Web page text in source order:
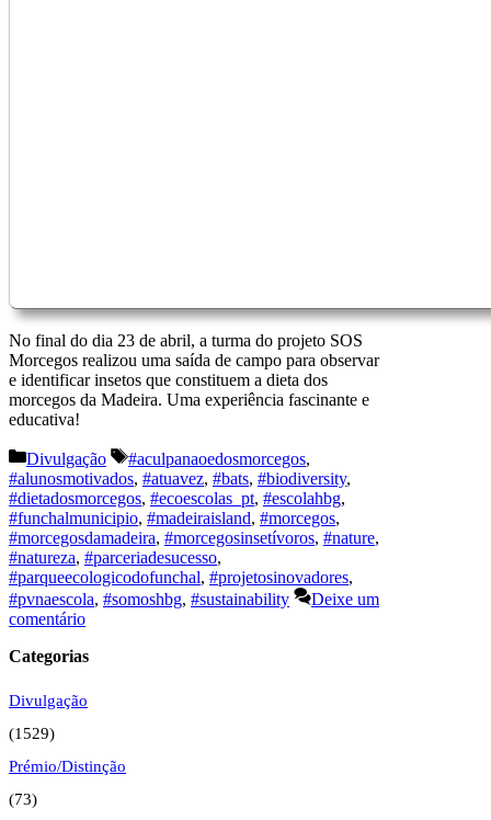
No final do dia 23 de abril, a turma do projeto SOS
Morcegos realizou uma saída de campo para observar
e identificar insetos que constituem a dieta dos
morcegos da Madeira. Uma experiência fascinante e
educativa!
Categorias
Divulgação Etiquetas
#aculpanaoedosmorcegos,
#alunosmotivados, #atuavez, #bats, #biodiversity,
#dietadosmorcegos, #ecoescolas_pt, #escolahbg,
#funchalmunicipio, #madeiraisland, #morcegos,
#morcegosdamadeira, #morcegosinsetívoros, #nature,
#natureza, #parceriadesucesso,
#parqueecologicodofunchal, #projetosinovadores,
#pvnaescola, #somoshbg, #sustainability
Deixe um
comentário
Categorias
Divulgação
(1529)
Prémio/Distinção
(73)